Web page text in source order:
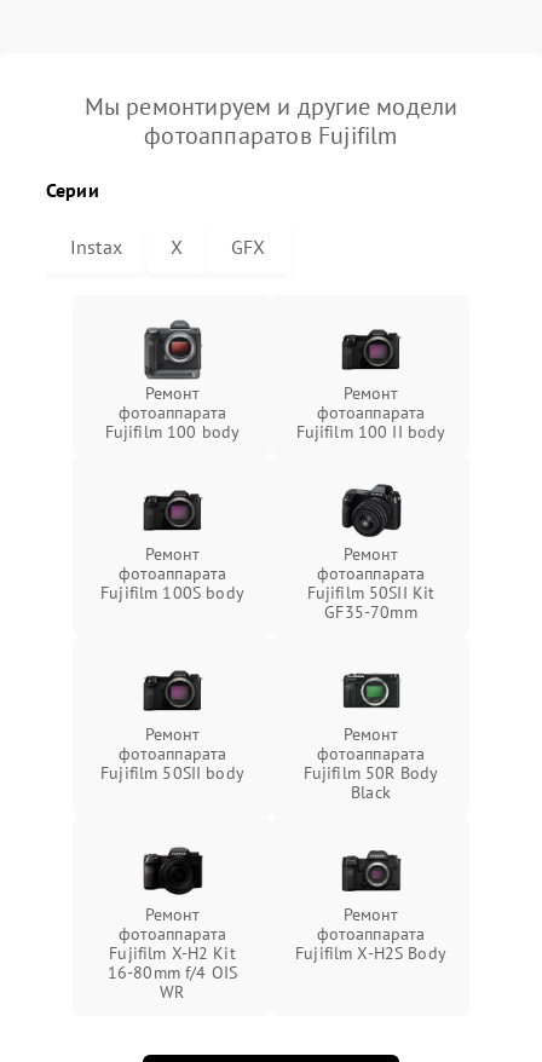
Мы ремонтируем и другие модели
фотоаппаратов Fujifilm
Серии
Instax X GFX
Ремонт
фотоаппарата
Fujifilm 100 body
Ремонт
фотоаппарата
Fujifilm 100 II body
Ремонт
фотоаппарата
Fujifilm 100S body
Ремонт
фотоаппарата
Fujifilm 50SII Kit
GF35-70mm
Ремонт
фотоаппарата
Fujifilm 50SII body
Ремонт
фотоаппарата
Fujifilm 50R Body
Black
Ремонт
фотоаппарата
Fujifilm X-H2 Kit
16-80mm f/4 OIS
WR
Ремонт
фотоаппарата
Fujifilm X-H2S Body